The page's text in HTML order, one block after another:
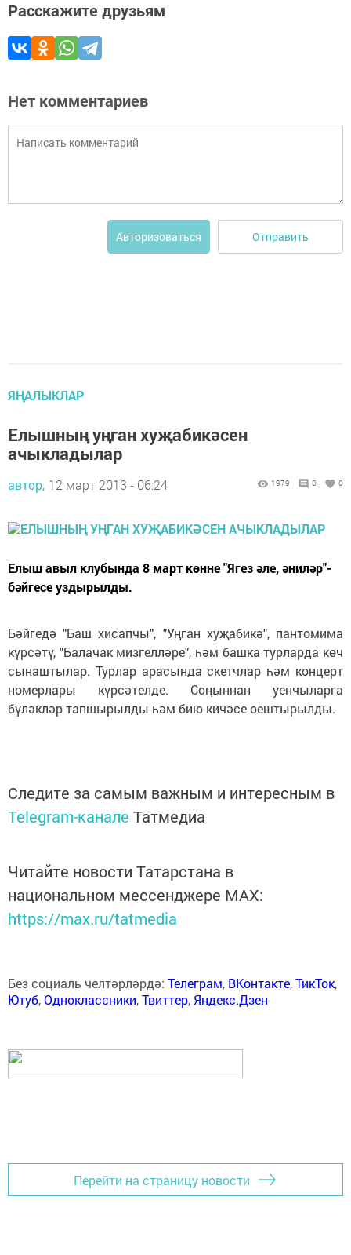
Расскажите друзьям
Нет комментариев
Авторизоваться Отправить
ЯҢАЛЫКЛАР
Елышның уңган хуҗабикәсен
ачыкладылар
автор, 12 март 2013 - 06:24 1979 0 0
Елыш авыл клубында 8 март көнне "Ягез әле, әниләр"-
бәйгесе уздырылды.
Бәйгедә "Баш хисапчы", "Уңган хуҗабикә", пантомима
күрсәтү, "Балачак мизгелләре", һәм башка турларда көч
сынаштылар. Турлар арасында скетчлар һәм концерт
номерлары күрсәтелде. Соңыннан уенчыларга
бүләкләр тапшырылды һәм бию кичәсе оештырылды.
Следите за самым важным и интересным в
Telegram-канале Татмедиа
Читайте новости Татарстана в
национальном мессенджере MАХ:
https://max.ru/tatmedia
Без социаль челтәрләрдә: Телеграм, ВКонтакте,ТикТок,
Ютуб,Одноклассники,Твиттер, Яндекс.Дзен
Перейти на страницу новости